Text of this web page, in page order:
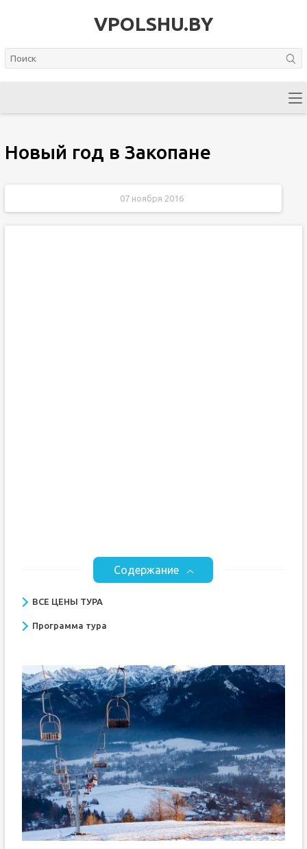
VPOLSHU.BY
Новый год в Закопане
07 ноября 2016
Содержание
ВСЕ ЦЕНЫ ТУРА
Программа тура